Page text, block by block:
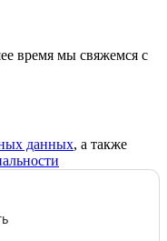
время мы свяжемся с
данных, а также